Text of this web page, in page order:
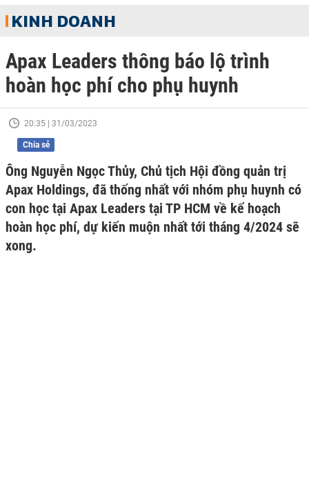
KINH DOANH
Apax Leaders thông báo lộ trình
hoàn học phí cho phụ huynh
20:35 | 31/03/2023
Chia sẻ
Ông Nguyễn Ngọc Thủy, Chủ tịch Hội đồng quản trị
Apax Holdings, đã thống nhất với nhóm phụ huynh có
con học tại Apax Leaders tại TP HCM về kế hoạch
hoàn học phí, dự kiến muộn nhất tới tháng 4/2024 sẽ
xong.